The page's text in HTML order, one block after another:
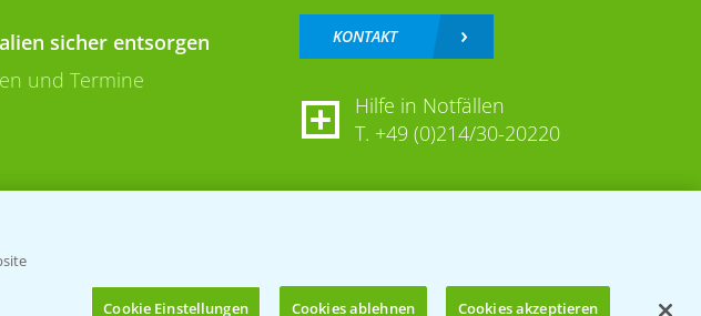
sicher entsorgen
und Termine
KONTAKT
Hilfe in Notfällen
T. +49 (0)214/30-20220
Cookie Einstellungen Cookies ablehnen Cookies akzeptieren